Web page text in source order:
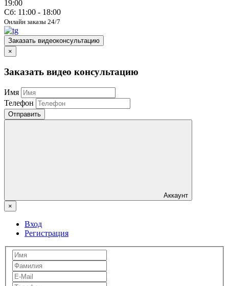
19:00
Сб: 11:00 - 18:00
Онлайн заказы 24/7
Заказать видеоконсультацию
×
Заказать видео консультацию
Имя
Телефон
Отправить
Аккаунт
×
Вход
Регистрация